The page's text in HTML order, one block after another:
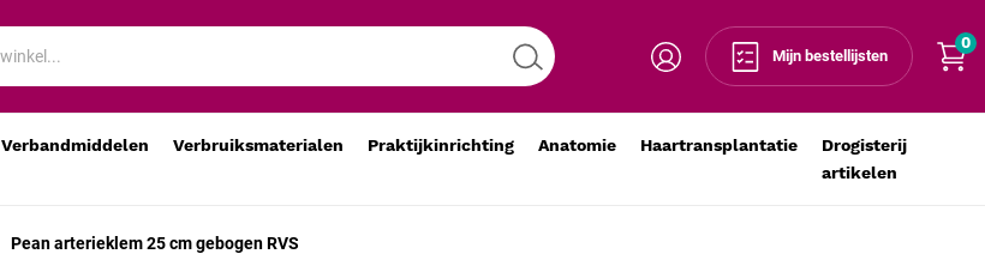
Mijn bestellijsten
0
Verbandmiddelen Verbruiksmaterialen Praktijkinrichting Anatomie Haartransplantatie
Drogisterij
artikelen
Pean arterieklem 25 cm gebogen RVS
- Voeg toe aan winkelmandje